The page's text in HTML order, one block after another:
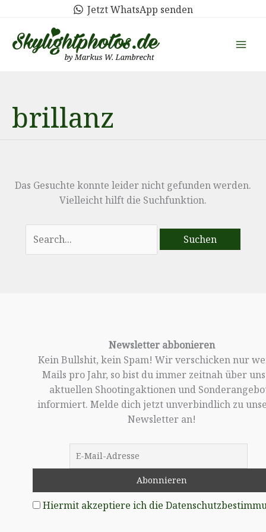
springen
Jetzt WhatsApp senden
brillanz
Das Gesuchte konnte leider nicht gefunden werden.
Vielleicht hilft die Suchfunktion.
nach:
Newsletter abbonieren
Kein Bullshit, kein Spam! Wir verschicken nur
Mails pro Jahr, so bist du immer zeitnah über
aktuellen Shootingaktionen und
informiert. Melde dich jetzt unverbindlich zu
Newsletter an!
Hiermit akzeptiere ich die